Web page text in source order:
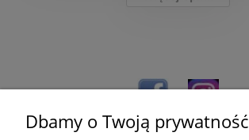
Dbamy o Twoją prywatność